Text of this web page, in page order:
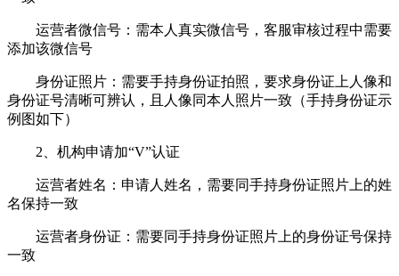
运营者微信号：需本人真实微信号，客服审核过程中需要
添加该微信号
身份证照片：需要手持身份证拍照，要求身份证上人像和
身份证号清晰可辨认，且人像同本人照片一致（手持身份证示
例图如下）
2、机构申请加“V”认证
运营者姓名：申请人姓名，需要同手持身份证照片上的姓
名保持一致
运营者身份证：需要同手持身份证照片上的身份证号保持
一致